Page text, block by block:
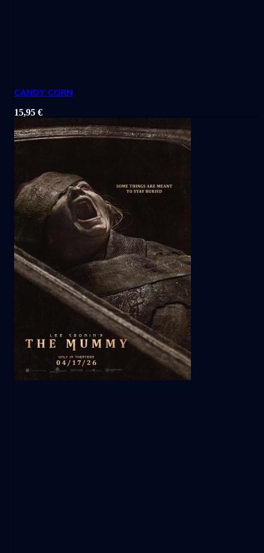
CANDY CORN
15,95 €